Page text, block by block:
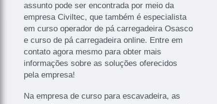
assunto pode ser encontrada por meio da
empresa Civiltec, que também é especialista
em curso operador de pá carregadeira Osasco
e curso de pá carregadeira online. Entre em
contato agora mesmo para obter mais
informações sobre as soluções oferecidos
pela empresa!
Na empresa de curso para escavadeira, as